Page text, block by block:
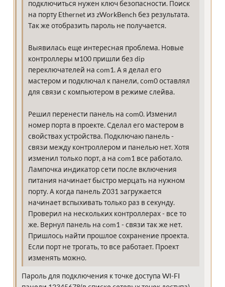
подключиться нужен ключ безопасности. Поиск
на порту Ethernet из zWorkBench без результата.
Так же отобразить пароль не получается.
Выявилась еще интересная проблема. Новые
контроллеры м100 пришли без dip
переключателей на com1. А я делал его
мастером и подключал к панели, сom0 оставлял
для связи с компьютером в режиме слейва.
Решил перенести панель на com0. Изменил
номер порта в проекте. Сделал его мастером в
свойствах устройства. Подключаю панель -
связи между контроллером и панелью нет. Хотя
изменил только порт, а на com1 все работало.
Лампочка индикатор сети после включения
питания начинает быстро мерцать на нужном
порту. А когда панель Z031 загружается
начинает вспыхивать только раз в секунду.
Проверил на нескольких контроллерах - все то
же. Вернул панель на com1 - связи так же нет.
Пришлось найти прошлое сохранение проекта.
Если порт не трогать, то все работает. Проект
изменять можно.
Пароль для подключения к точке доступа WI-FI